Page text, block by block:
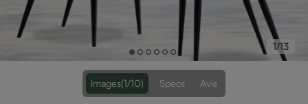
1/13
lmages(1/10) Specs Avis